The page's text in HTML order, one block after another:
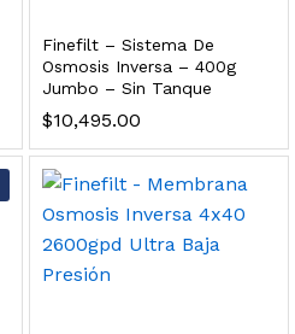
Finefilt – Sistema De
Osmosis Inversa – 400g
Jumbo – Sin Tanque
$10,495.00
4 Pines